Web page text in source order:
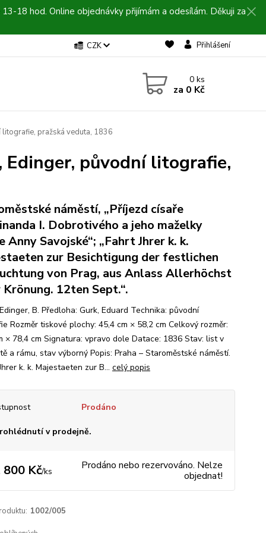
18 hod. Online objednávky přijímám a odesílám. Děkuji za
CZK Přihlášení
0ks
za 0 Kč
litografie, pražská veduta, 1836
Edinger, původní litografie,
náměstí, „Příjezd císaře
I. Dobrotivého a jeho maželky
Anny Savojské“; „Fahrt Jhrer k. k.
zur Besichtigung der festlichen
von Prag, aus Anlass Allerhöchst
Krönung. 12ten Sept.“.
B. Předloha: Gurk, Eduard Technika: původní
Rozměr tiskové plochy: 45,4 cm × 58,2 cm Celkový rozměr:
× 78,4 cm Signatura: vpravo dole Datace: 1836 Stav: list v
a rámu, stav výborný Popis: Praha – Staroměstské náměstí.
k. k. Majestaeten zur B... celý popis
Prodáno
v prodejně.
800 Kč/ks
Prodáno nebo rezervováno. Nelze
objednat!
1002/005